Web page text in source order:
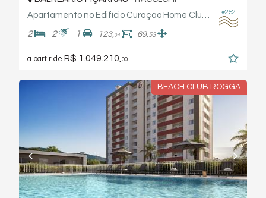
#252
Apartamento no Edifício Curaçao Home Clube - Rogga
2 2 1 123,04 69,53
a partir de R$ 1.049.210,00
BEACH CLUB ROGGA